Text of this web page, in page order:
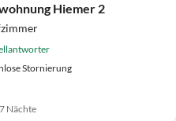
Hiemer 2
Stornierung
Nächte